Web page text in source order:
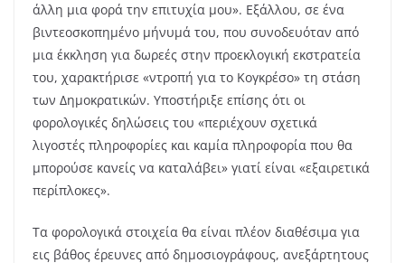
άλλη μια φορά την επιτυχία μου». Εξάλλου, σε ένα
βιντεοσκοπημένο μήνυμά του, που συνοδευόταν από
μια έκκληση για δωρεές στην προεκλογική εκστρατεία
του, χαρακτήρισε «ντροπή για το Κογκρέσο» τη στάση
των Δημοκρατικών. Υποστήριξε επίσης ότι οι
φορολογικές δηλώσεις του «περιέχουν σχετικά
λιγοστές πληροφορίες και καμία πληροφορία που θα
μπορούσε κανείς να καταλάβει» γιατί είναι «εξαιρετικά
περίπλοκες».
Τα φορολογικά στοιχεία θα είναι πλέον διαθέσιμα για
εις βάθος έρευνες από δημοσιογράφους, ανεξάρτητους